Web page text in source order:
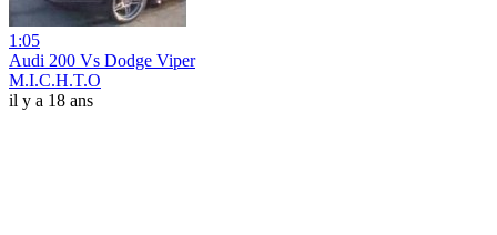
1:05
Audi 200 Vs Dodge Viper
M.I.C.H.T.O
il y a 18 ans